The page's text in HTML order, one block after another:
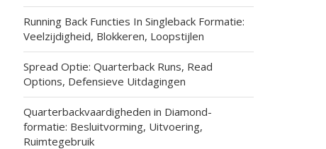
Running Back Functies In Singleback Formatie:
Veelzijdigheid, Blokkeren, Loopstijlen
Spread Optie: Quarterback Runs, Read
Options, Defensieve Uitdagingen
Quarterbackvaardigheden in Diamond-
formatie: Besluitvorming, Uitvoering,
Ruimtegebruik